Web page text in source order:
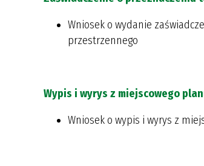
Wniosek o wydanie
przestrzennego
Wypis i wyrys z miejscowego
Wniosek o wypis i wyrys z